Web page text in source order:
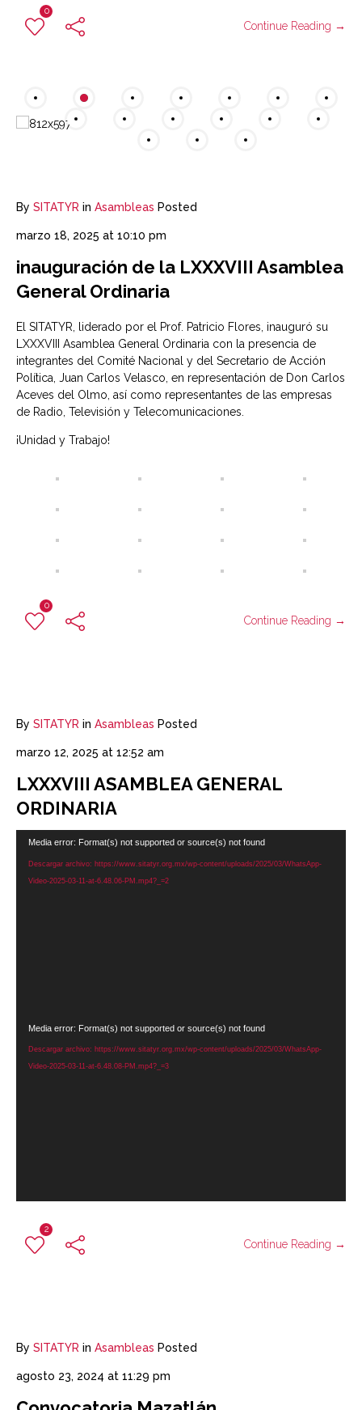
0
Continue Reading →
By SITATYR in Asambleas Posted
marzo 18, 2025 at 10:10 pm
inauguración de la LXXXVIII Asamblea
General Ordinaria
El SITATYR, liderado por el Prof. Patricio Flores, inauguró su
LXXXVIII Asamblea General Ordinaria con la presencia de
integrantes del Comité Nacional y del Secretario de Acción
Política, Juan Carlos Velasco, en representación de Don Carlos
Aceves del Olmo, así como representantes de las empresas
de Radio, Televisión y Telecomunicaciones.
¡Unidad y Trabajo!
0
Continue Reading →
By SITATYR in Asambleas Posted
marzo 12, 2025 at 12:52 am
LXXXVIII ASAMBLEA GENERAL
ORDINARIA
Reproductor
vídeo
Media error: Format(s) not supported or source(s) not found
Descargar archivo: https://www.sitatyr.org.mx/wp-content/uploads/2025/03/WhatsApp-
Video-2025-03-11-at-6.48.06-PM.mp4?_=2
Reproductor
Media error: Format(s) not supported or source(s) not found
Descargar archivo: https://www.sitatyr.org.mx/wp-content/uploads/2025/03/WhatsApp-
Video-2025-03-11-at-6.48.08-PM.mp4?_=3
2
Continue Reading →
By SITATYR in Asambleas Posted
agosto 23, 2024 at 11:29 pm